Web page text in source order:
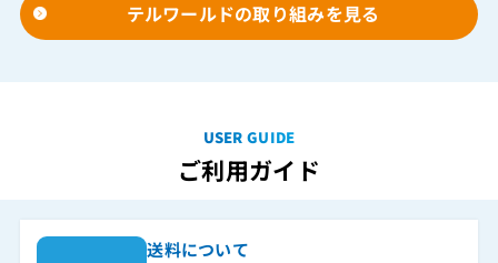
テルワールドの取り組みを見る
USER GUIDE
ご利用ガイド
送料について